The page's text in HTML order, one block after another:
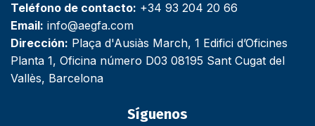
Teléfono de contacto: +34 93 204 20 66
Email: info@aegfa.com
Dirección: Plaça d'Ausiàs March, 1 Edifici d’Oficines
Planta 1, Oficina número D03 08195 Sant Cugat del
Vallès, Barcelona
Síguenos